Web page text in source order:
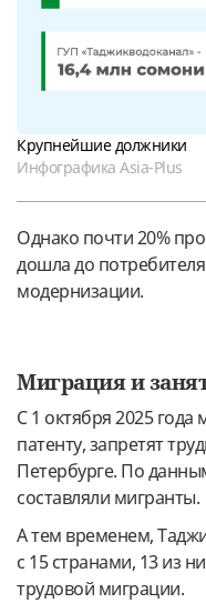
Крупнейшие должники
Инфографика Asia-Plus
Однако почти 20%
дошла до
модернизации.
Миграция и
С 1 октября 2025
патенту, запретят
Петербурге. По
составляли мигранты.
А тем временем,
с 15 странами, 13 из
трудовой миграции.